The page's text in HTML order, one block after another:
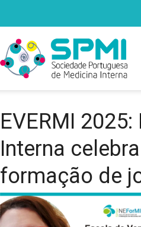
EVERMI
Interna
formação de